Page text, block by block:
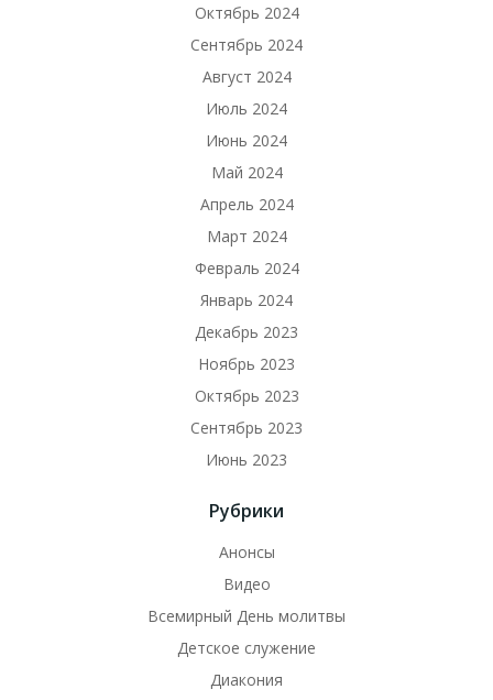
Октябрь 2024
Сентябрь 2024
Август 2024
Июль 2024
Июнь 2024
Май 2024
Апрель 2024
Март 2024
Февраль 2024
Январь 2024
Декабрь 2023
Ноябрь 2023
Октябрь 2023
Сентябрь 2023
Июнь 2023
Рубрики
Анонсы
Видео
Всемирный День молитвы
Детское служение
Диакония